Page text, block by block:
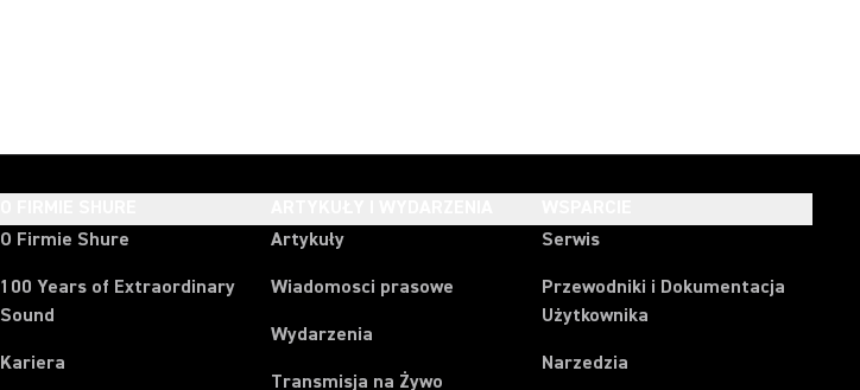
O Firmie Shure
100 Years of Extraordinary
Sound
Kariera
Artykuły
Wiadomosci prasowe
Wydarzenia
Transmisja na Żywo
Serwis
Przewodniki i Dokumentacja
Użytkownika
Narzedzia